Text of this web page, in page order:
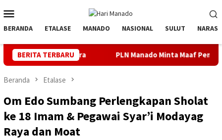
ke
kontenMobile
BERANDA ETALASE MANADO NASIONAL SULUT NARASI
BERITA TERBARU
Utara PLN Manado Minta Maaf Pemadaman Bergilir di
Beranda Etalase
Om Edo Sumbang Perlengkapan Sholat
ke 18 Imam & Pegawai Syar’i Modayag
Raya dan Moat